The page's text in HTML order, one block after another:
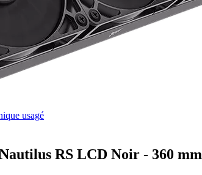
usagé
RS LCD Noir - 360 mm